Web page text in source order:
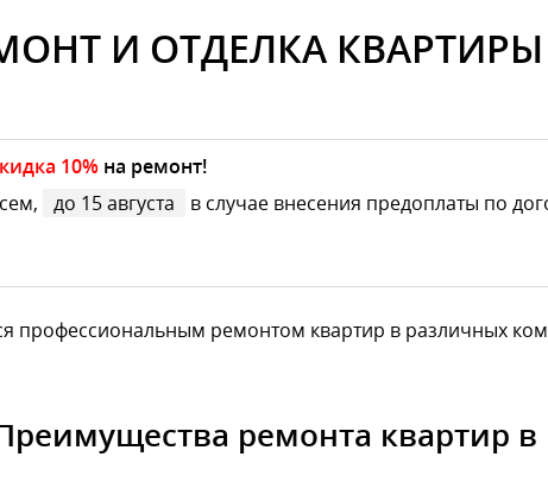
И ОТДЕЛКА
10% на ремонт!
до 15 августа в случае внесения предоплаты по
профессиональным ремонтом квартир в различных
ремонта квартир